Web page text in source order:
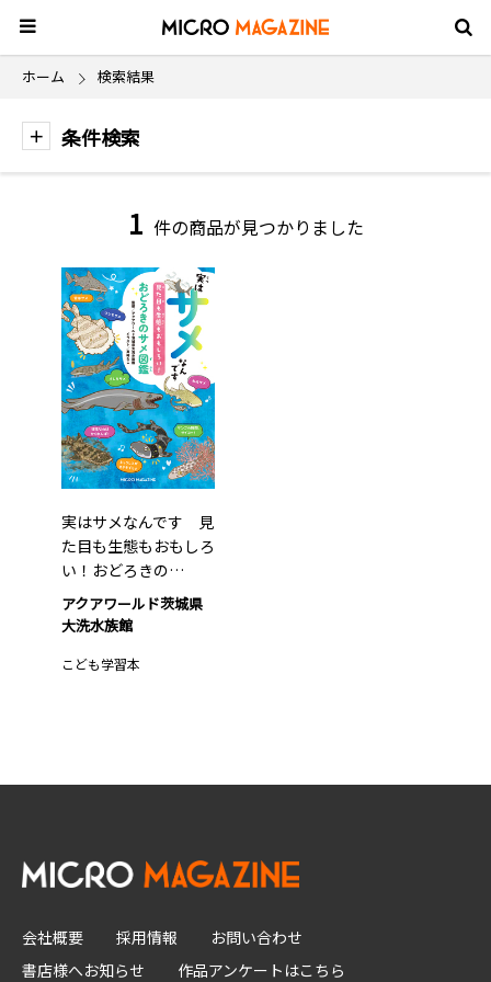
ホーム 検索結果
条件検索
1 件の商品が見つかりました
実はサメなんです 見
た目も生態もおもしろ
い！おどろきの…
アクアワールド茨城県
大洗水族館
こども学習本
会社概要 採用情報
お問い合わせ
書店様へお知らせ
作品アンケートはこちら